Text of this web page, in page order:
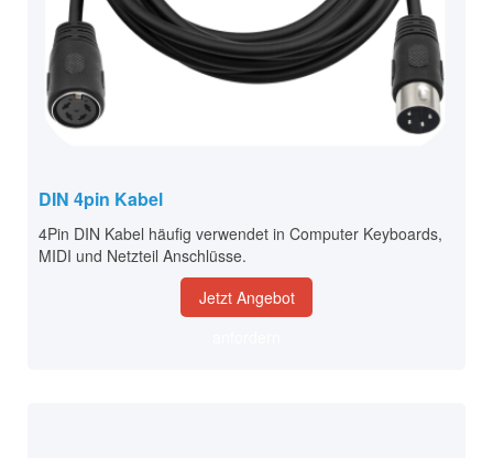
DIN 4pin Kabel
4Pin DIN Kabel häufig verwendet in Computer Keyboards,
MIDI und Netzteil Anschlüsse.
Jetzt Angebot